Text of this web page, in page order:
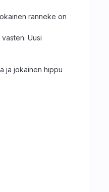
ranneke on
Uusi
ja jokainen hippu